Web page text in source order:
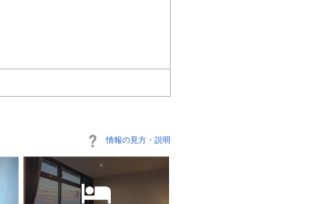
情報の見方・説明